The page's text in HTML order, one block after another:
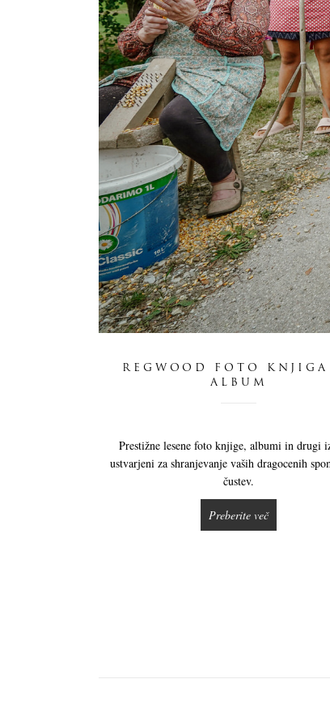
REGWOOD FOTO
ALBUM
Prestižne lesene foto knjige, albumi in drugi
ustvarjeni za shranjevanje vaših dragocenih
čustev.
Preberite več